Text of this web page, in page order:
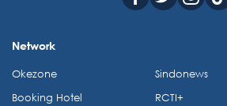
Network
Okezone
Booking Hotel
Sindonews
RCTI+